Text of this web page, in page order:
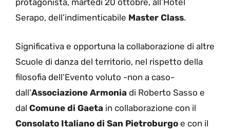
protagonista, martedì 20 ottobre, all’Hotel
Serapo, dell’indimenticabile Master Class.
Significativa e opportuna la collaborazione di altre
Scuole di danza del territorio, nel rispetto della
filosofia dell’Evento voluto -non a caso-
dall’Associazione Armonia di Roberto Sasso e
dal Comune di Gaeta in collaborazione con il
Consolato Italiano di San Pietroburgo e con il